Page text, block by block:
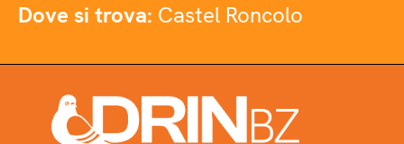
Dove si trova: Castel Roncolo